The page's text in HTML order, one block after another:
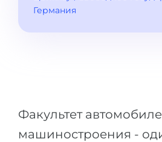
Города
Менеджмент
Другая специальность
Германия
Факультет
машиностроения -